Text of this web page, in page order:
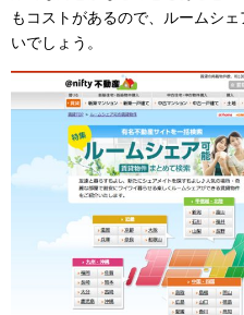
もコストがあるので、ルームシ
いでしょう。